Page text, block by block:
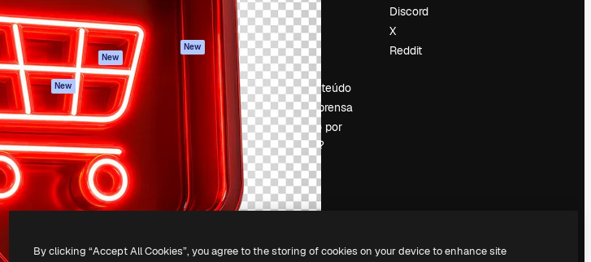
Texto para voz
Conteúdo de stock
MCP para
Claude/ChatGPT
New
Agentes New
API
App móvel
Todas as
ferramentas
Política de
privacidade
Originais
New
Política de cookies
Central de
confiabilidade
Empresas
pesquisa
Blog
Eventos
Slidesgo
Vender conteúdo
Sala de imprensa
Procurando por
magnific.ai?
Discord
X
Reddit
Todos os direitos reservados.
By clicking “Accept All Cookies”, you agree to the storing of cookies on your device to enhance site